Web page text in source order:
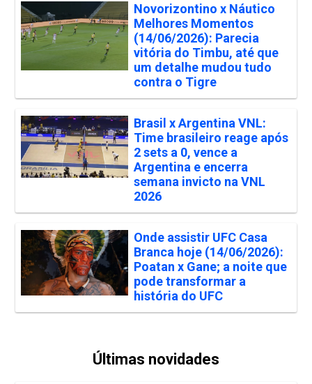
Novorizontino x Náutico
Melhores Momentos
(14/06/2026): Parecia
vitória do Timbu, até que
um detalhe mudou tudo
contra o Tigre
Brasil x Argentina VNL:
Time brasileiro reage após
2 sets a 0, vence a
Argentina e encerra
semana invicto na VNL
2026
Onde assistir UFC Casa
Branca hoje (14/06/2026):
Poatan x Gane; a noite que
pode transformar a
história do UFC
Últimas novidades